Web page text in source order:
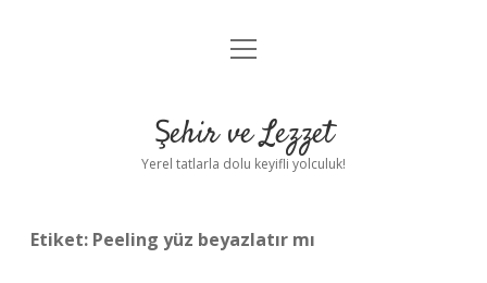
Anasayfa
Yasal Uyarı
menüyü
Şehir ve Lezzet
Yerel tatlarla dolu keyifli yolculuk!
Etiket: Peeling yüz beyazlatır mı